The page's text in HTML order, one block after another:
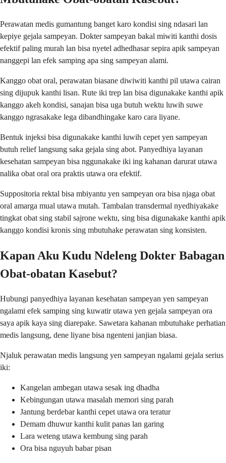
Perawatan medis gumantung banget karo kondisi sing ndasari lan
kepiye gejala sampeyan. Dokter sampeyan bakal miwiti kanthi dosis
efektif paling murah lan bisa nyetel adhedhasar sepira apik sampeyan
nanggepi lan efek samping apa sing sampeyan alami.
Kanggo obat oral, perawatan biasane diwiwiti kanthi pil utawa cairan
sing dijupuk kanthi lisan. Rute iki trep lan bisa digunakake kanthi apik
kanggo akeh kondisi, sanajan bisa uga butuh wektu luwih suwe
kanggo ngrasakake lega dibandhingake karo cara liyane.
Bentuk injeksi bisa digunakake kanthi luwih cepet yen sampeyan
butuh relief langsung saka gejala sing abot. Panyedhiya layanan
kesehatan sampeyan bisa nggunakake iki ing kahanan darurat utawa
nalika obat oral ora praktis utawa ora efektif.
Suppositoria rektal bisa mbiyantu yen sampeyan ora bisa njaga obat
oral amarga mual utawa mutah. Tambalan transdermal nyedhiyakake
tingkat obat sing stabil sajrone wektu, sing bisa digunakake kanthi apik
kanggo kondisi kronis sing mbutuhake perawatan sing konsisten.
Kapan Aku Kudu Ndeleng Dokter Babagan
Obat-obatan Kasebut?
Hubungi panyedhiya layanan kesehatan sampeyan yen sampeyan
ngalami efek samping sing kuwatir utawa yen gejala sampeyan ora
saya apik kaya sing diarepake. Sawetara kahanan mbutuhake perhatian
medis langsung, dene liyane bisa ngenteni janjian biasa.
Njaluk perawatan medis langsung yen sampeyan ngalami gejala serius
iki:
Kangelan ambegan utawa sesak ing dhadha
Kebingungan utawa masalah memori sing parah
Jantung berdebar kanthi cepet utawa ora teratur
Demam dhuwur kanthi kulit panas lan garing
Lara weteng utawa kembung sing parah
Ora bisa nguyuh babar pisan